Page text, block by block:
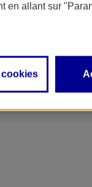
en allant sur
cookies